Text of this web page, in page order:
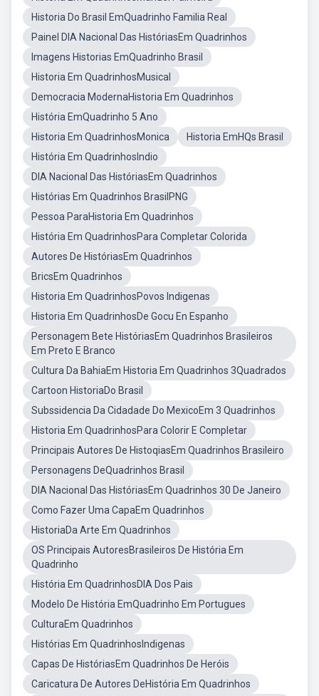
Historia Do Brasil EmQuadrinho Familia Real
Painel DIA Nacional Das HistóriasEm Quadrinhos
Imagens Historias EmQuadrinho Brasil
Historia Em QuadrinhosMusical
Democracia ModernaHistoria Em Quadrinhos
História EmQuadrinho 5 Ano
Historia Em QuadrinhosMonica
Historia EmHQs Brasil
História Em QuadrinhosIndio
DIA Nacional Das HistóriasEm Quadrinhos
Histórias Em Quadrinhos BrasilPNG
Pessoa ParaHistoria Em Quadrinhos
História Em QuadrinhosPara Completar Colorida
Autores De HistóriasEm Quadrinhos
BricsEm Quadrinhos
Historia Em QuadrinhosPovos Indigenas
Historia Em QuadrinhosDe Gocu En Espanho
Personagem Bete HistóriasEm Quadrinhos Brasileiros
Em Preto E Branco
Cultura Da BahiaEm Historia Em Quadrinhos 3Quadrados
Cartoon HistoriaDo Brasil
Subssidencia Da Cidadade Do MexicoEm 3 Quadrinhos
Historia Em QuadrinhosPara Colorir E Completar
Principais Autores De HistoqiasEm Quadrinhos Brasileiro
Personagens DeQuadrinhos Brasil
DIA Nacional Das HistóriasEm Quadrinhos 30 De Janeiro
Como Fazer Uma CapaEm Quadrinhos
HistoriaDa Arte Em Quadrinhos
OS Principais AutoresBrasileiros De História Em
Quadrinho
História Em QuadrinhosDIA Dos Pais
Modelo De História EmQuadrinho Em Portugues
CulturaEm Quadrinhos
Histórias Em QuadrinhosIndigenas
Capas De HistóriasEm Quadrinhos De Heróis
Caricatura De Autores DeHistória Em Quadrinhos